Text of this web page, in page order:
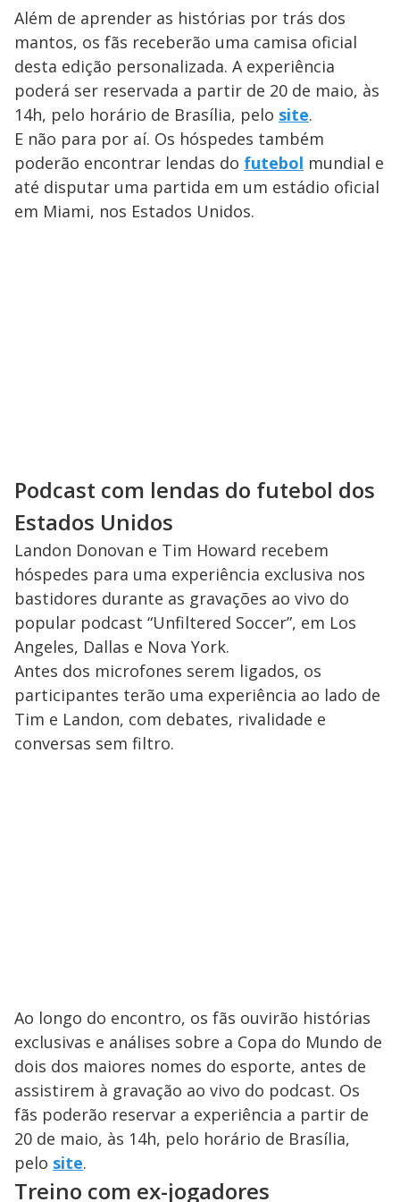
Além de aprender as histórias por trás dos
mantos, os fãs receberão uma camisa oficial
desta edição personalizada. A experiência
poderá ser reservada a partir de 20 de maio, às
14h, pelo horário de Brasília, pelo site.
E não para por aí. Os hóspedes também
poderão encontrar lendas do futebol mundial e
até disputar uma partida em um estádio oficial
em Miami, nos Estados Unidos.
Podcast com lendas do futebol dos
Estados Unidos
Landon Donovan e Tim Howard recebem
hóspedes para uma experiência exclusiva nos
bastidores durante as gravações ao vivo do
popular podcast “Unfiltered Soccer”, em Los
Angeles, Dallas e Nova York.
Antes dos microfones serem ligados, os
participantes terão uma experiência ao lado de
Tim e Landon, com debates, rivalidade e
conversas sem filtro.
Ao longo do encontro, os fãs ouvirão histórias
exclusivas e análises sobre a Copa do Mundo de
dois dos maiores nomes do esporte, antes de
assistirem à gravação ao vivo do podcast. Os
fãs poderão reservar a experiência a partir de
20 de maio, às 14h, pelo horário de Brasília,
pelo site.
Treino com ex-jogadores